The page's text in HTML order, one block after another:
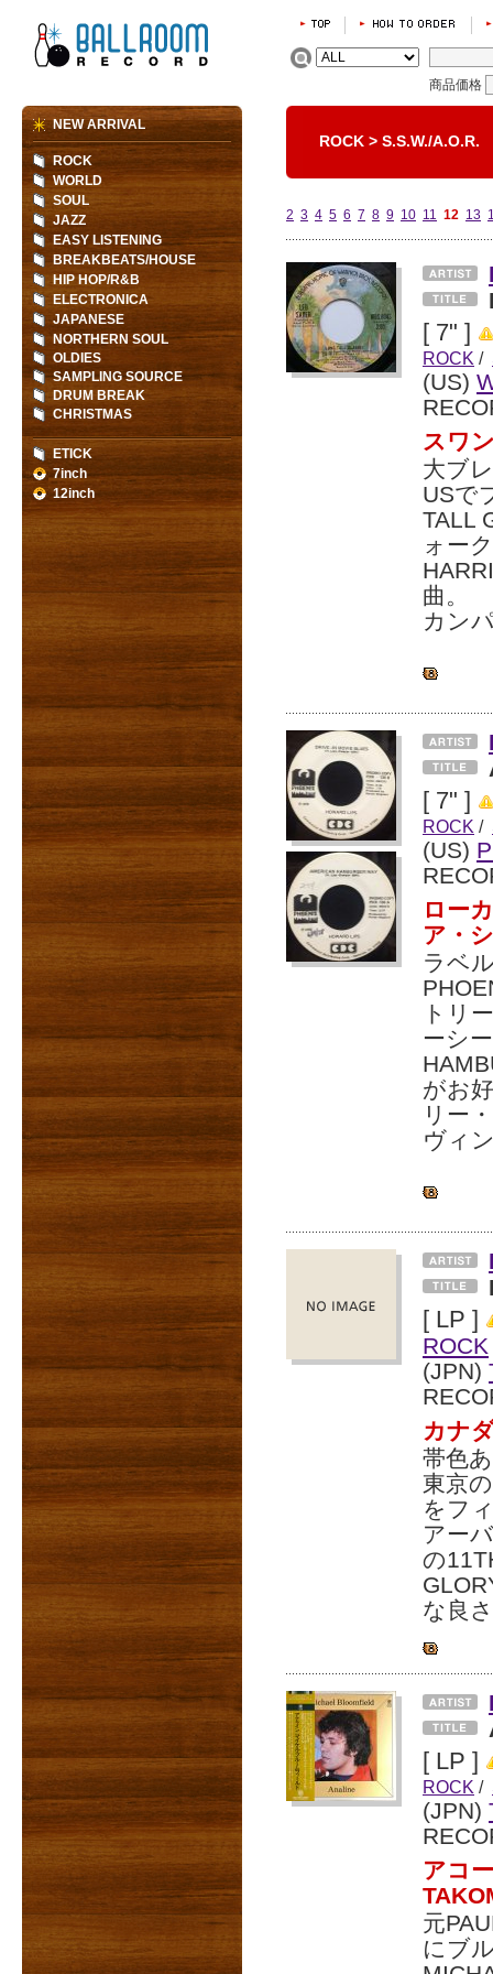
商品価格
ROCK > S.S.W./A.O.R.
2 3 4 5 6 7 8 9 10 11 12 13
[ 7" ]
ROCK /
(US)
スワ
大ブ
USで
TALL
ォー
曲。
カン
[ 7" ]
ROCK /
(US)
ロー
ア・
ラベ
トリ
ーシ
がお
リー
ヴィ
[ LP ]
ROCK
(JPN)
カナ
帯色
東京
をフ
アー
の
な良
[ LP ]
ROCK /
(JPN)
アコ
元
にブ
NEW ARRIVAL
ROCK
WORLD
SOUL
JAZZ
EASY LISTENING
BREAKBEATS/HOUSE
HIP HOP/R&B
ELECTRONICA
JAPANESE
NORTHERN SOUL
OLDIES
SAMPLING SOURCE
DRUM BREAK
CHRISTMAS
ETICK
7inch
12inch